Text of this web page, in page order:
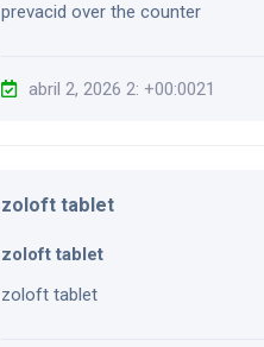
prevacid over the counter
abril 2, 2026 2: +00:0021
zoloft tablet
zoloft tablet
zoloft tablet